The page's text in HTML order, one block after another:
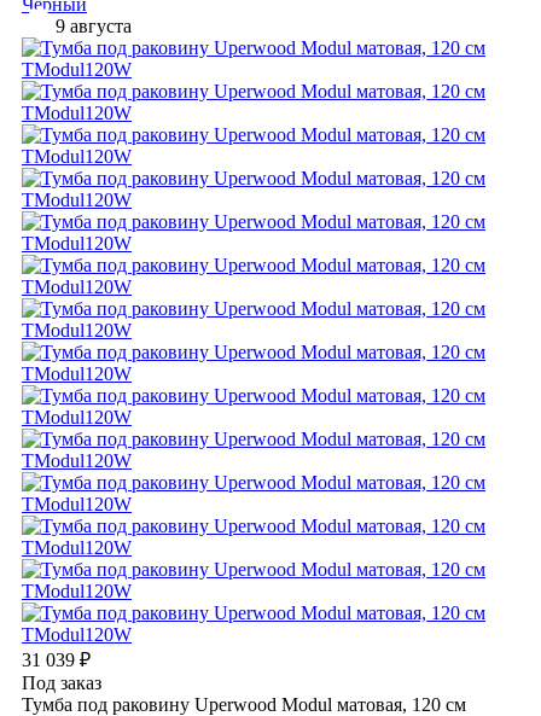
9 августа
31 039 ₽
Под заказ
Тумба под раковину Uperwood Modul матовая, 120 см